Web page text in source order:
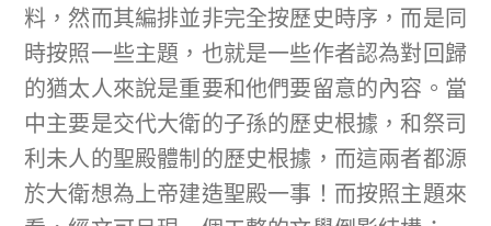
料，然而其編排並非完全按歷史時序，而是同
時按照一些主題，也就是一些作者認為對回歸
的猶太人來說是重要和他們要留意的內容。當
中主要是交代大衛的子孫的歷史根據，和祭司
利未人的聖殿體制的歷史根據，而這兩者都源
於大衛想為上帝建造聖殿一事！而按照主題來